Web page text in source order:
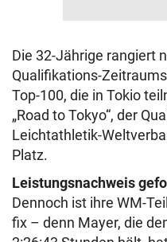
Die 32-Jährige rangiert
Qualifikations-
Top-100, die in Tokio
„Road to Tokyo“, der
Leichtathletik-
Platz.
Leistungsnachweis
Dennoch ist ihre WM-
fix – denn Mayer, die